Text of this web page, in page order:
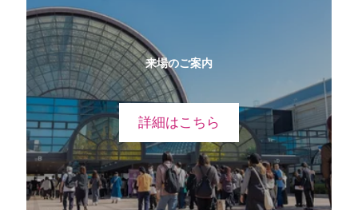
来場のご案内
詳細はこちら